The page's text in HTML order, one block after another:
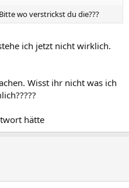
wo verstrickst du die???
ich jetzt nicht wirklich.
Wisst ihr nicht was ich
hätte